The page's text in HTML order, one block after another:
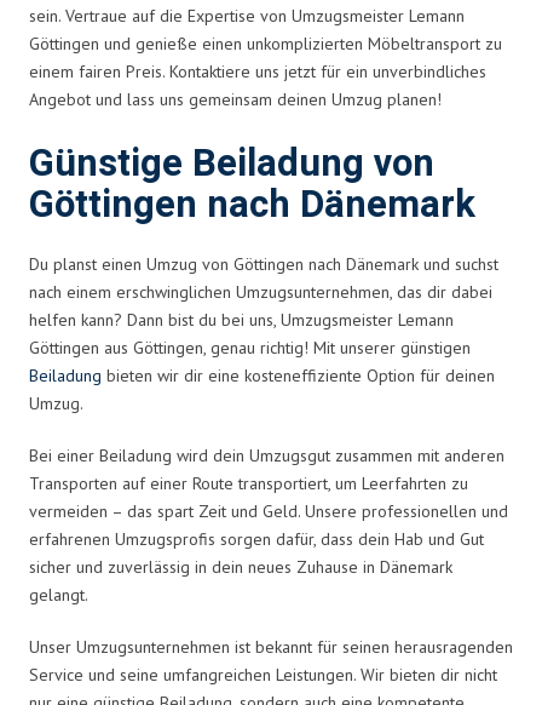
sein. Vertraue auf die Expertise von Umzugsmeister Lemann
Göttingen und genieße einen unkomplizierten Möbeltransport zu
einem fairen Preis. Kontaktiere uns jetzt für ein unverbindliches
Angebot und lass uns gemeinsam deinen Umzug planen!
Günstige Beiladung von
Göttingen nach Dänemark
Du planst einen Umzug von Göttingen nach Dänemark und suchst
nach einem erschwinglichen Umzugsunternehmen, das dir dabei
helfen kann? Dann bist du bei uns, Umzugsmeister Lemann
Göttingen aus Göttingen, genau richtig! Mit unserer günstigen
Beiladung bieten wir dir eine kosteneffiziente Option für deinen
Umzug.
Bei einer Beiladung wird dein Umzugsgut zusammen mit anderen
Transporten auf einer Route transportiert, um Leerfahrten zu
vermeiden – das spart Zeit und Geld. Unsere professionellen und
erfahrenen Umzugsprofis sorgen dafür, dass dein Hab und Gut
sicher und zuverlässig in dein neues Zuhause in Dänemark
gelangt.
Unser Umzugsunternehmen ist bekannt für seinen herausragenden
Service und seine umfangreichen Leistungen. Wir bieten dir nicht